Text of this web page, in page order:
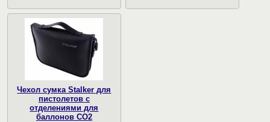
Чехол сумка Stalker для
пистолетов с
отделениями для
баллонов СО2